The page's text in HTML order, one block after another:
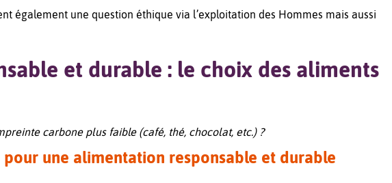
également une question éthique via l’exploitation des Hommes mais aussi
et durable : le choix des aliments
carbone plus faible (café, thé, chocolat, etc.) ?
une alimentation responsable et durable